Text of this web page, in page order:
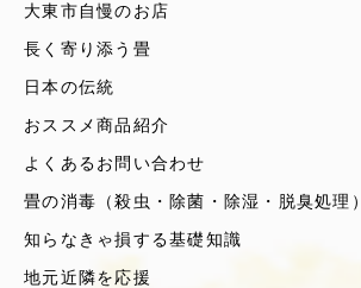
大東市自慢のお店
長く寄り添う畳
日本の伝統
おススメ商品紹介
よくあるお問い合わせ
畳の消毒（殺虫・除菌・除湿・脱臭処理）
知らなきゃ損する基礎知識
地元近隣を応援